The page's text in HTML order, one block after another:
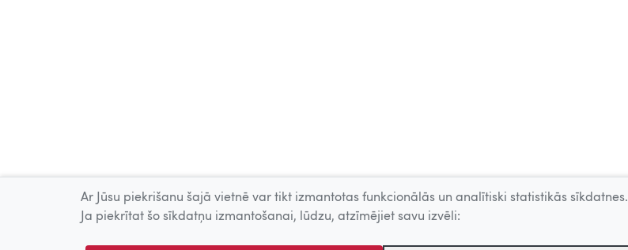
Ar Jūsu piekrišanu šajā vietnē var tikt izmantotas funkcionālās un analītiski statistikās sīkdatnes.
Ja piekrītat šo sīkdatņu izmantošanai, lūdzu, atzīmējiet savu izvēli: